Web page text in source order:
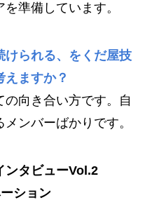
準備しています。
られる、をくだ屋技
ますか？
向き合い方です。自
ンバーばかりです。
ンタビューVol.2
ション